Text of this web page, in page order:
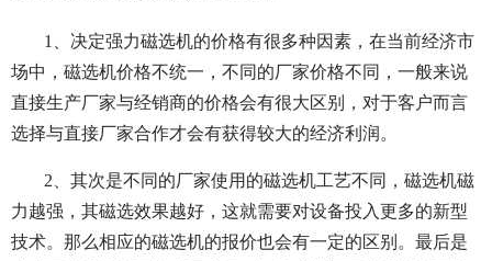
1、决定强力磁选机的价格有很多种因素，在当前经济市
场中，磁选机价格不统一，不同的厂家价格不同，一般来说
直接生产厂家与经销商的价格会有很大区别，对于客户而言
选择与直接厂家合作才会有获得较大的经济利润。
2、其次是不同的厂家使用的磁选机工艺不同，磁选机磁
力越强，其磁选效果越好，这就需要对设备投入更多的新型
技术。那么相应的磁选机的报价也会有一定的区别。最后是